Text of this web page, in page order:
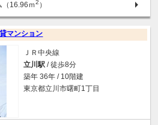
16.96ｍ2 ）
マンション
ＪＲ中央線
立川駅 / 徒歩8分
築年 36年 / 10階建
東京都立川市曙町1丁目